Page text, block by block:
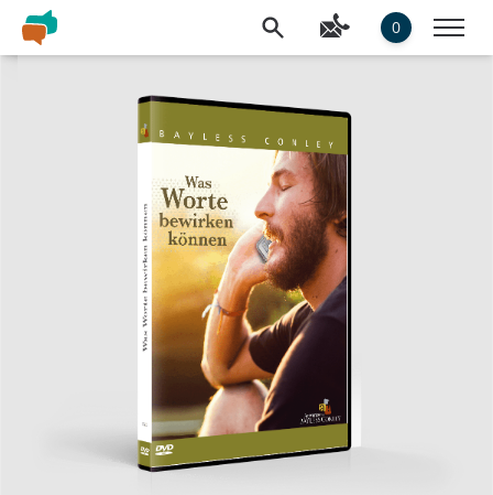
0